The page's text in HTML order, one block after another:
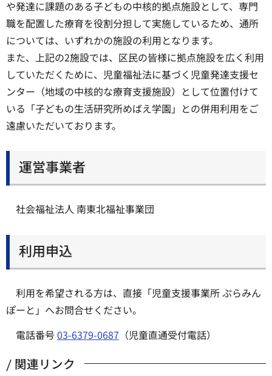
や発達に課題のある子どもの中核的拠点施設として、専門
職を配置した療育を役割分担して実施しているため、通所
については、いずれかの施設の利用となります。
また、上記の2施設では、区民の皆様に拠点施設を広く利用
していただくために、児童福祉法に基づく児童発達支援セ
ンター（地域の中核的な療育支援施設）として位置付けて
いる「子どもの生活研究所めばえ学園」との併用利用をご
遠慮いただいております。
運営事業者
社会福祉法人 南東北福祉事業団
利用申込
利用を希望される方は、直接「児童支援事業所 ぷらみん
ぽーと」へお問合せください。
電話番号03-6379-0687 （児童直通受付電話）
関連リンク